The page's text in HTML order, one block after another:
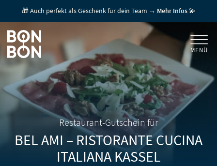
GUTSCHEIN EINLÖSEN
+
FÜR FIRMEN/ MITARBEITERGESCHENK
GESCHENKGUTSCHEINE
FÜR GASTRONOMEN
🎁 Auch perfekt als Geschenk für dein Team → Mehr Infos💫
MENÜ
Restaurant-Gutschein für
BEL AMI – RISTORANTE CUCINA
ITALIANA KASSEL